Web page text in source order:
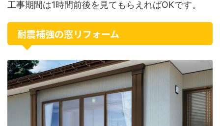
工事期間は1時間前後を見てもらえればOKです。
耐震補強の窓リフォーム